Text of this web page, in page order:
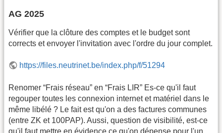
AG 2025
Vérifier que la clôture des comptes et le budget sont
corrects et envoyer l'invitation avec l'ordre du jour complet.
https://files.neutrinet.be/index.php/f/51294
Renomer “Frais réseau” en “Frais LIR” Es-ce qu'il faut
regouper toutes les connexion internet et matériel dans le
même libélé ? Le fait est qu'on a des factures communes
(entre ZK et 100PAP). Aussi, question de visibilité, est-ce
qu'il faut mettre en évidence ce qu'on dépense pour l'un